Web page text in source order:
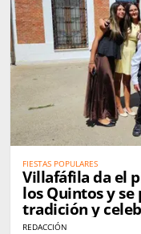
FIESTAS POPULARES
Villafáfila da el
los Quintos y
tradición y
REDACCIÓN